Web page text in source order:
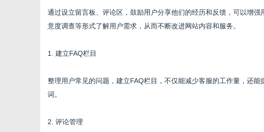
通过设立留言板、评论区，鼓励用户分享他们的经历和反馈，可以增
意度调查等形式了解用户需求，从而不断改进网站内容和服务。
1. 建立FAQ栏目
整理用户常见的问题，建立FAQ栏目，不仅能减少客服的工作量，还
词。
2. 评论管理